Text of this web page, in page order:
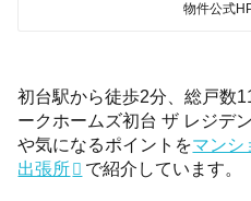
物件公式
初台駅から徒歩2分、総戸数
ークホームズ初台 ザ レジデ
や気になるポイントをマンシ
出張所
で紹介しています。